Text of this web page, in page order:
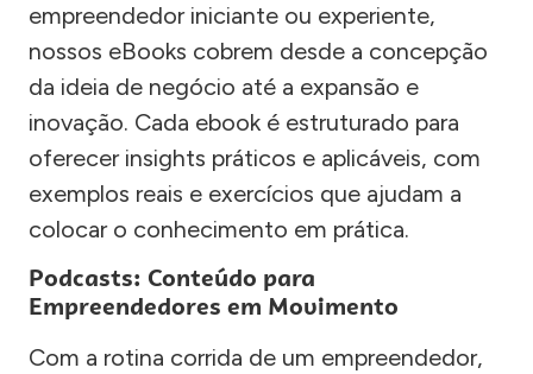
empreendedor iniciante ou experiente,
nossos eBooks cobrem desde a concepção
da ideia de negócio até a expansão e
inovação. Cada ebook é estruturado para
oferecer insights práticos e aplicáveis, com
exemplos reais e exercícios que ajudam a
colocar o conhecimento em prática.
Podcasts: Conteúdo para
Empreendedores em Movimento
Com a rotina corrida de um empreendedor,